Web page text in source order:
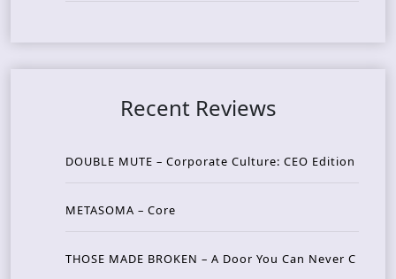
Recent Reviews
DOUBLE MUTE – Corporate Culture: CEO Edition
METASOMA – Core
THOSE MADE BROKEN – A Door You Can Never C